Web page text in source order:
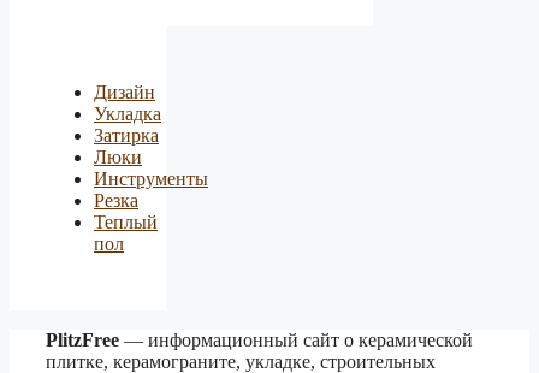
Дизайн
Укладка
Затирка
Люки
Инструменты
Резка
Теплый
пол
PlitzFree — информационный сайт о керамической
плитке, керамограните, укладке, строительных